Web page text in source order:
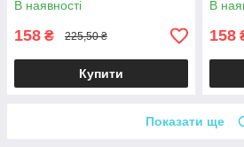
В наявності
158 ₴ 225,50 ₴
Купити
В
158
Показати ще